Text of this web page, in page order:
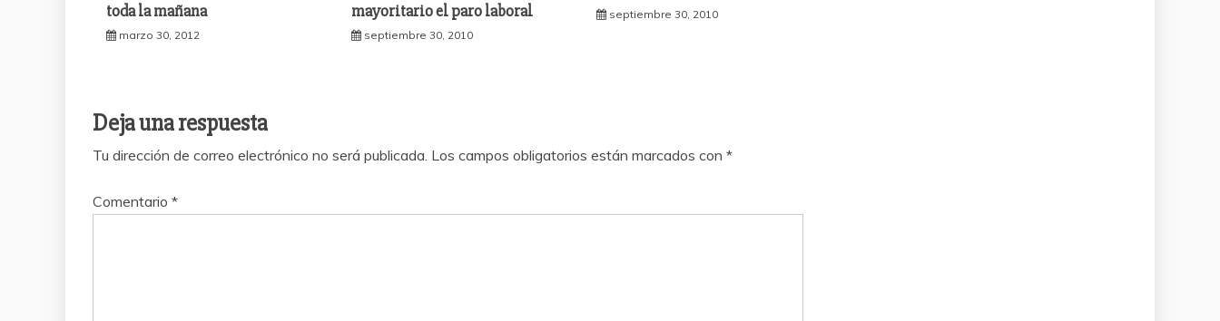
toda la mañana
marzo 30, 2012
mayoritario el paro laboral
septiembre 30, 2010
septiembre 30, 2010
Deja una respuesta
Tu dirección de correo electrónico no será publicada. Los campos obligatorios están marcados con *
Comentario *